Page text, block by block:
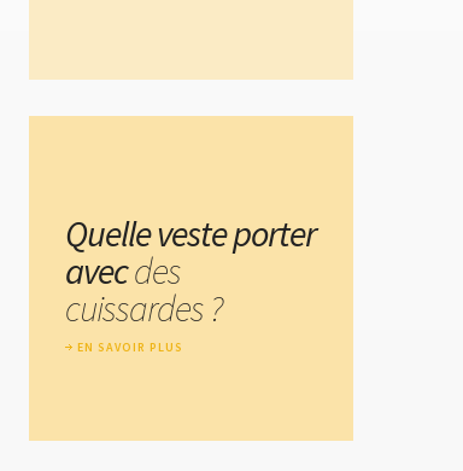
Quelle veste porter
avecdes
cuissardes ?
EN SAVOIR PLUS